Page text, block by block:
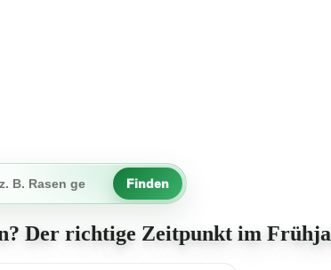
Finden
Der richtige Zeitpunkt im